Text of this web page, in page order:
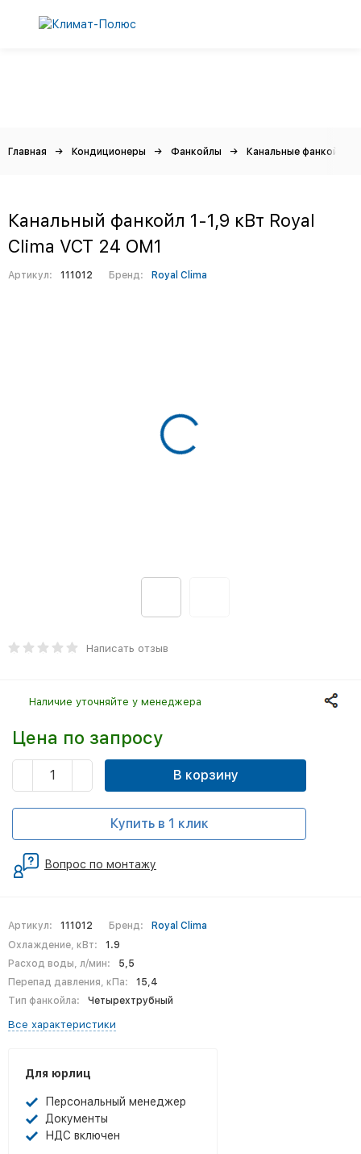
Главная Кондиционеры Фанкойлы Канальные фанкойлы
Канальный фанкойл 1-1,9 кВт Royal
Clima VCT 24 OM1
Артикул: 111012 Бренд: Royal Clima
Написать отзыв
Артикул: 111012 Бренд:
Royal Clima
Охлаждение, кВт:
1.9
Расход воды, л/мин:
5,5
Перепад давления, кПа:
15,4
Тип фанкойла:
Четырехтрубный
Все характеристики
Для юрлиц
Персональный менеджер
Документы
НДС включен
Наличие уточняйте у менеджера
Цена по запросу
В корзину
Купить в 1 клик
Вопрос по монтажу